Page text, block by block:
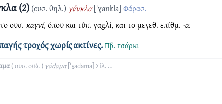
(2) (ουσ. θηλ.) γάνκλα [ˈɣankla] Φάρασ.
ουσ. καγνί, όπου και τύπ. γαgλί, και το μεγεθ. επίθμ. -α.
τροχός χωρίς ακτίνες.Πβ. τσάρκι
( ουσ. ουδ. ) γάdαμα [ˈɣadama] Σίλ. ...